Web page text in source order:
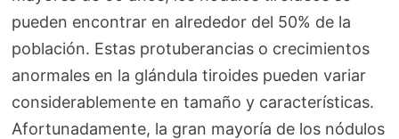
pueden encontrar en alrededor del 50% de la
población. Estas protuberancias o crecimientos
anormales en la glándula tiroides pueden variar
considerablemente en tamaño y características.
Afortunadamente, la gran mayoría de los nódulos